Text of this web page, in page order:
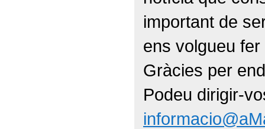
important de
ens volgueu fer
Gràcies per
Podeu dirigir-